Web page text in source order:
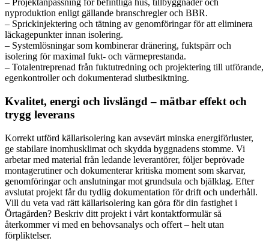
– Projektanpassning för befintliga hus, tillbyggnader och
nyproduktion enligt gällande branschregler och BBR.
– Sprickinjektering och tätning av genomföringar för att eliminera
läckagepunkter innan isolering.
– Systemlösningar som kombinerar dränering, fuktspärr och
isolering för maximal fukt- och värmeprestanda.
– Totalentreprenad från fuktutredning och projektering till utförande,
egenkontroller och dokumenterad slutbesiktning.
Kvalitet, energi och livslängd – mätbar effekt och
trygg leverans
Korrekt utförd källarisolering kan avsevärt minska energiförluster,
ge stabilare inomhusklimat och skydda byggnadens stomme. Vi
arbetar med material från ledande leverantörer, följer beprövade
montagerutiner och dokumenterar kritiska moment som skarvar,
genomföringar och anslutningar mot grundsula och bjälklag. Efter
avslutat projekt får du tydlig dokumentation för drift och underhåll.
Vill du veta vad rätt källarisolering kan göra för din fastighet i
Örtagården? Beskriv ditt projekt i vårt kontaktformulär så
återkommer vi med en behovsanalys och offert – helt utan
förpliktelser.